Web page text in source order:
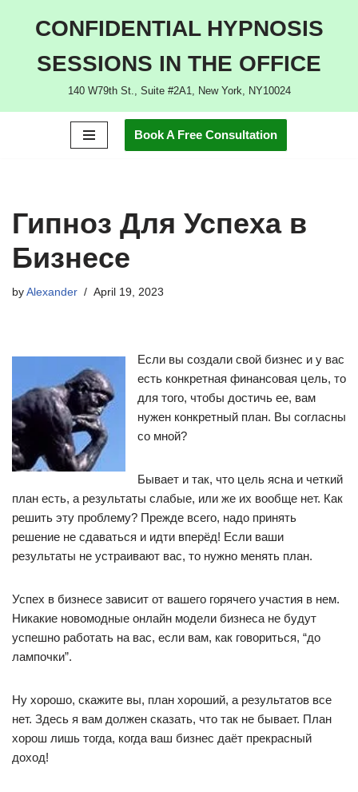
CONFIDENTIAL HYPNOSIS
SESSIONS IN THE OFFICE
140 W79th St., Suite #2A1, New York, NY10024
Book A Free Consultation
Гипноз Для Успеха в
Бизнесе
by Alexander April 19, 2023
Если вы создали свой бизнес и у вас
есть конкретная финансовая цель, то
для того, чтобы достичь ее, вам
нужен конкретный план. Вы согласны
со мной?
Бывает и так, что цель ясна и четкий
план есть, а результаты слабые, или же их вообще нет. Как
решить эту проблему? Прежде всего, надо принять
решение не сдаваться и идти вперёд! Если ваши
результаты не устраивают вас, то нужно менять план.
Успех в бизнесе зависит от вашего горячего участия в нем.
Никакие новомодные онлайн модели бизнеса не будут
успешно работать на вас, если вам, как говориться, “до
лампочки”.
Ну хорошо, скажите вы, план хороший, а результатов все
нет. Здесь я вам должен сказать, что так не бывает. План
хорош лишь тогда, когда ваш бизнес даёт прекрасный
доход!